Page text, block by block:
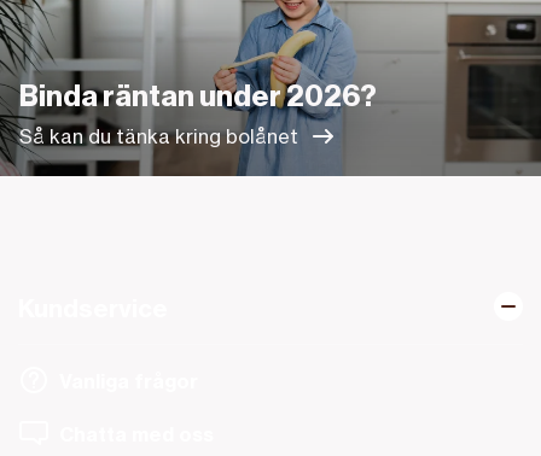
Binda räntan under 2026?
Så kan du tänka kring bolånet